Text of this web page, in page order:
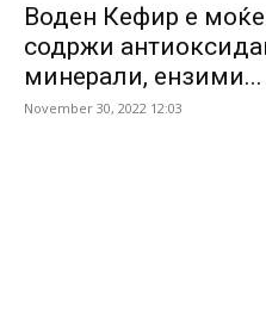
Воден Кефир е
содржи
минерали, ензими...
November 30, 2022 12:03